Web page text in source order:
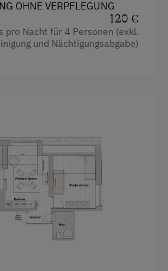
OHNE VERPFLEGUNG
120 €
pro Nacht für 4 Personen (exkl.
und Nächtigungsabgabe)